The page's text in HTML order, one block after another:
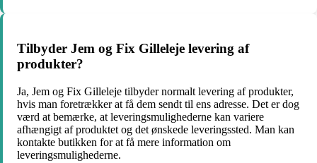
Tilbyder Jem og Fix Gilleleje levering af
produkter?
Ja, Jem og Fix Gilleleje tilbyder normalt levering af produkter,
hvis man foretrækker at få dem sendt til ens adresse. Det er dog
værd at bemærke, at leveringsmulighederne kan variere
afhængigt af produktet og det ønskede leveringssted. Man kan
kontakte butikken for at få mere information om
leveringsmulighederne.